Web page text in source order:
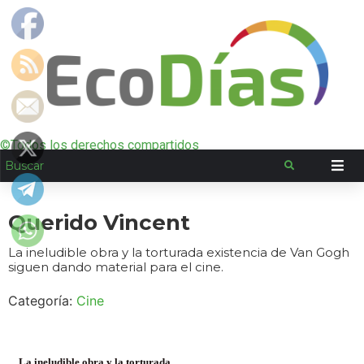
©Todos los derechos compartidos
Querido Vincent
La ineludible obra y la torturada existencia de Van Gogh
siguen dando material para el cine.
Categoría: Cine